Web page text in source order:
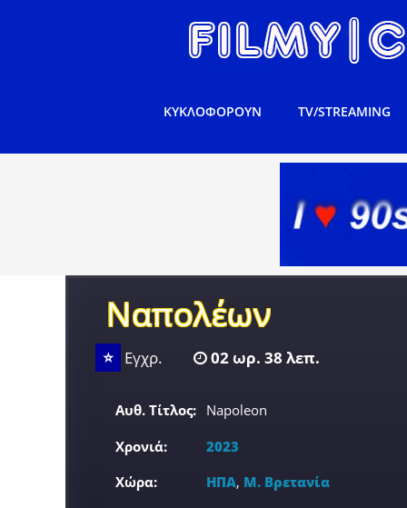
ΚΥΚΛΟΦΟΡΟΥΝ TV/STREAMING
Ναπολέων
⭐ Εγχρ. 02 ωρ. 38 λεπ.
Αυθ. Τίτλος: Napoleon
Χρονιά:
2023
Χώρα:
ΗΠΑ, Μ. Βρετανία